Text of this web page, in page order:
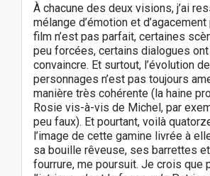
À chacune des deux visions, j’ai
mélange d’émotion et
film n’est pas parfait, certaines
peu forcées, certains dialogues ont
convaincre. Et surtout, l’évolution
personnages n’est pas toujours
manière très cohérente (la haine
Rosie vis-à-vis de Michel, par
peu faux). Et pourtant, voilà
l’image de cette gamine livrée à
sa bouille rêveuse, ses barrettes
fourrure, me poursuit. Je crois que